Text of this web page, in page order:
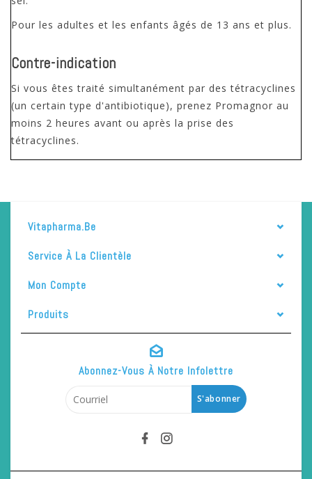
Pour les adultes et les enfants âgés de 13 ans et plus.
Contre-indication
Si vous êtes traité simultanément par des tétracyclines
(un certain type d'antibiotique), prenez Promagnor au
moins 2 heures avant ou après la prise des
tétracyclines.
Vitapharma.be
Service À La Clientèle
Mon Compte
Produits
Abonnez-Vous À Notre Infolettre
S'abonner